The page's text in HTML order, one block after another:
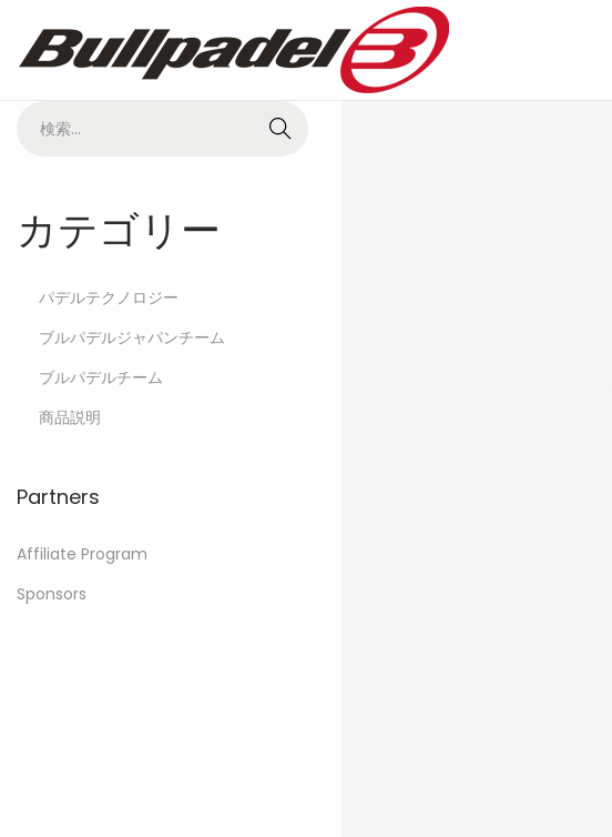
カテゴリー
パデルテクノロジー
ブルパデルジャパンチーム
ブルパデルチーム
商品説明
Partners
Affiliate Program
Sponsors